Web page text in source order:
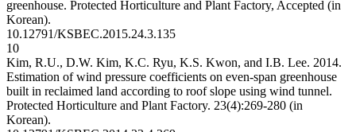
greenhouse. Protected Horticulture and Plant Factory, Accepted (in
Korean).
10.12791/KSBEC.2015.24.3.135
10
Kim, R.U., D.W. Kim, K.C. Ryu, K.S. Kwon, and I.B. Lee. 2014.
Estimation of wind pressure coefficients on even-span greenhouse
built in reclaimed land according to roof slope using wind tunnel.
Protected Horticulture and Plant Factory. 23(4):269-280 (in
Korean).